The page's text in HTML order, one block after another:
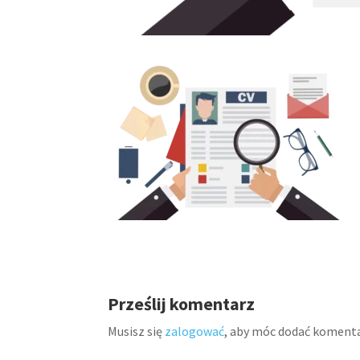
Prześlij komentarz
Musisz się zalogować, aby móc dodać